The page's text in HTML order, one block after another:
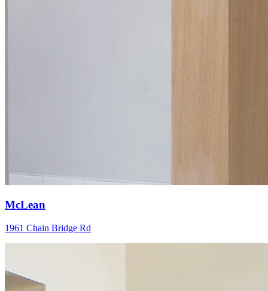
McLean
1961 Chain Bridge Rd